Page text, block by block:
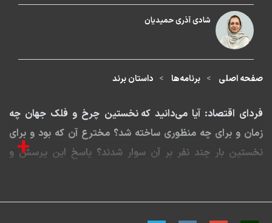
شادی آذری حمیدیان
صفحه اصلی برنامه‌ها داستان برند
فردای اقتصاد: آیا می‌دانید که نخستین چرخ و فلک جهان چه
زمان و برای چه منظوری ساخته شد؟ مخترع آن که بود و برای
نخستین بار چند نفر بر آن سوار شدند؟ پاسخ این پرسش و
+